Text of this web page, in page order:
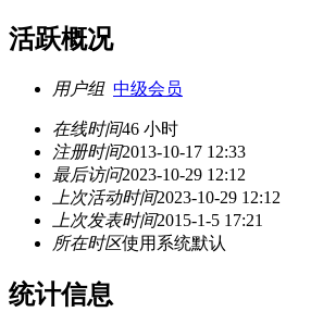
活跃概况
用户组 中级会员
在线时间46 小时
注册时间2013-10-17 12:33
最后访问2023-10-29 12:12
上次活动时间2023-10-29 12:12
上次发表时间2015-1-5 17:21
所在时区使用系统默认
统计信息